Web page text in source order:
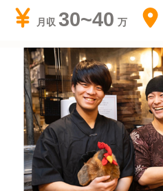
月収 30~40